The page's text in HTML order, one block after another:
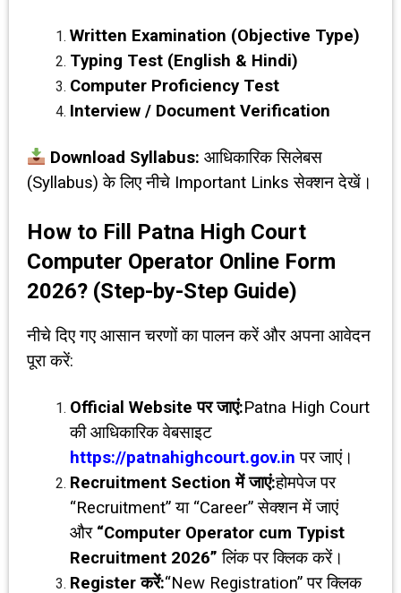
Written Examination (Objective Type)
Typing Test (English & Hindi)
Computer Proficiency Test
Interview / Document Verification
Download Syllabus: आधिकारिक सिलेबस
(Syllabus) के लिए नीचे Important Links सेक्शन देखें।
How to Fill Patna High Court
Computer Operator Online Form
2026? (Step-by-Step Guide)
नीचे दिए गए आसान चरणों का पालन करें और अपना आवेदन
पूरा करें:
Official Websiteपर जाएं:Patna High Court
की आधिकारिक वेबसाइट
https://patnahighcourt.gov.in पर जाएं।
Recruitment Sectionमें जाएं:होमपेज पर
“Recruitment” या “Career” सेक्शन में जाएं
और “Computer Operator cum Typist
Recruitment 2026” लिंक पर क्लिक करें।
Registerकरें:“New Registration” पर क्लिक